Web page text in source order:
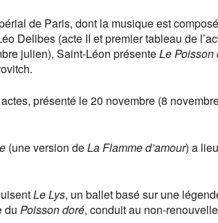
de Paris, dont la musique est
Delibes (acte II et premier tableau de
julien), Saint-Léon présenteLe Poisson
présenté le 20 novembre (8
(une version deLa Flamme d’amour) a
Le Lys, un ballet basé sur une
du Poisson doré, conduit au non-